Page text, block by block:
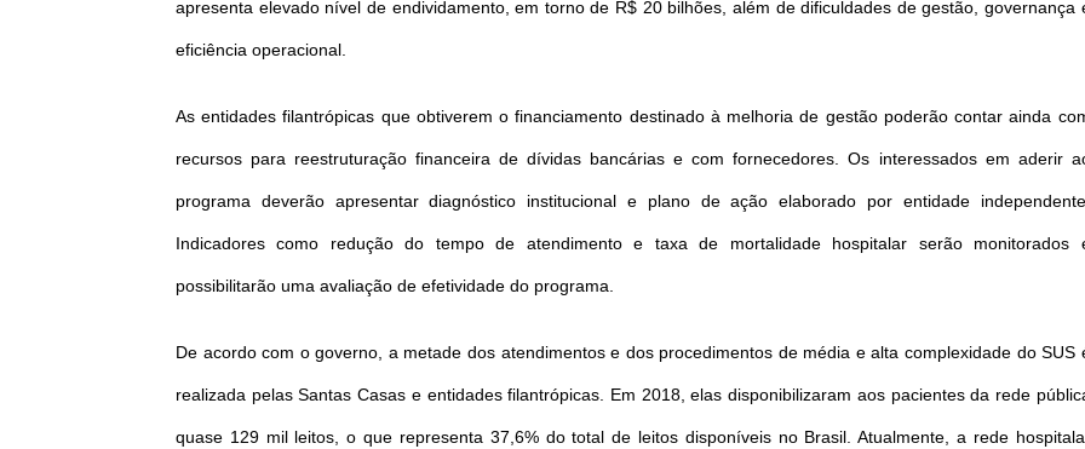
apresenta elevado nível de endividamento, em torno de R$ 20 bilhões, além de dificuldades de gestão, governança
eficiência operacional.
As entidades filantrópicas que obtiverem o financiamento destinado à melhoria de gestão poderão contar ainda
recursos para reestruturação financeira de dívidas bancárias e com fornecedores. Os interessados em aderir
programa deverão apresentar diagnóstico institucional e plano de ação elaborado por entidade
Indicadores como redução do tempo de atendimento e taxa de mortalidade hospitalar serão monitorados
possibilitarão uma avaliação de efetividade do programa.
De acordo com o governo, a metade dos atendimentos e dos procedimentos de média e alta complexidade do SUS
realizada pelas Santas Casas e entidades filantrópicas. Em 2018, elas disponibilizaram aos pacientes da rede
quase 129 mil leitos, o que representa 37,6% do total de leitos disponíveis no Brasil. Atualmente, a rede